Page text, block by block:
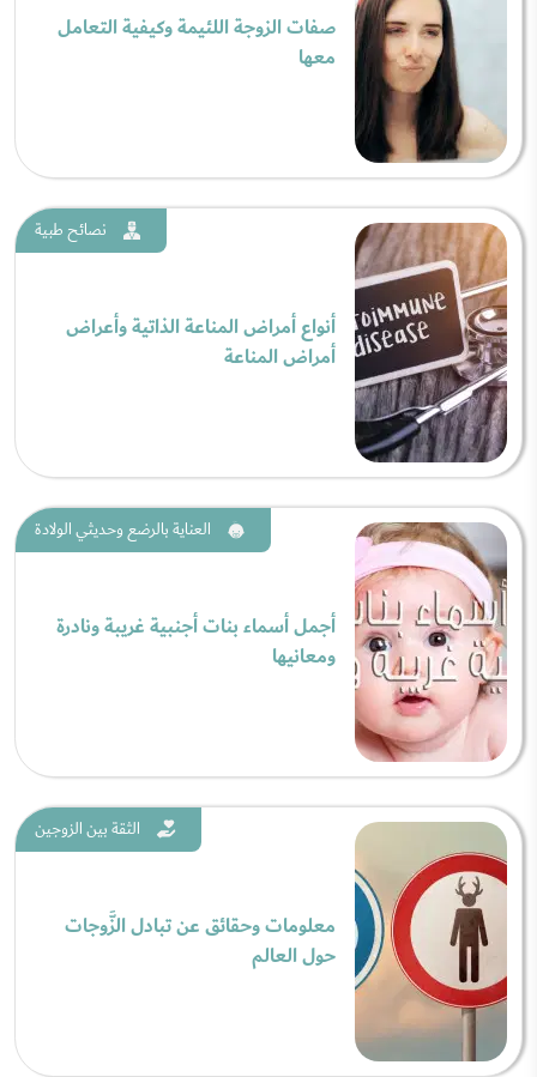
صفات الزوجة اللئيمة وكيفية التعامل
معها
نصائح طبية
أنواع أمراض المناعة الذاتية وأعراض
أمراض المناعة
العناية بالرضع وحديثي الولادة
أجمل أسماء بنات أجنبية غريبة ونادرة
ومعانيها
الثقة بين الزوجين
معلومات وحقائق عن تبادل الزَّوجات
حول العالم